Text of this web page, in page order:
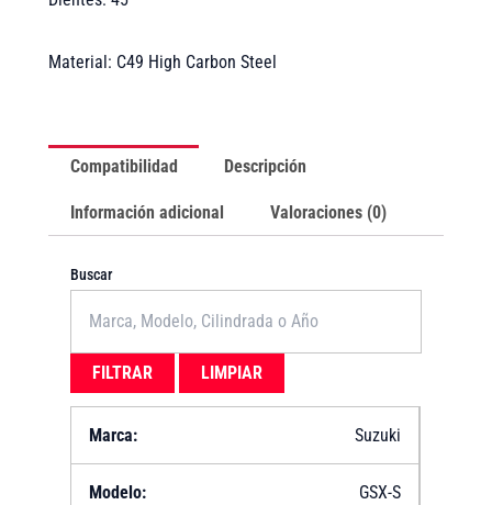
Material: C49 High Carbon Steel
Compatibilidad Descripción
Información adicional Valoraciones (0)
Buscar
FILTRAR LIMPIAR
Suzuki
GSX-S